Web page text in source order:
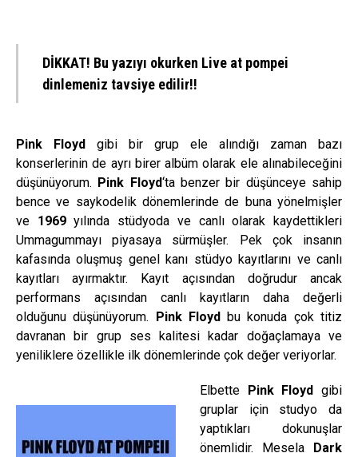
DİKKAT! Bu yazıyı okurken Live at pompei
dinlemeniz tavsiye edilir!!
Pink Floyd
gibi bir grup ele alındığı zaman bazı
konserlerinin de ayrı birer albüm olarak ele alınabileceğini
düşünüyorum. Pink Floyd‘ta benzer bir düşünceye sahip
bence ve saykodelik dönemlerinde de buna yönelmişler
ve 1969yılında stüdyoda ve canlı olarak kaydettikleri
Ummagummayı piyasaya sürmüşler. Pek çok insanın
kafasında oluşmuş genel kanı stüdyo kayıtlarını ve canlı
kayıtları ayırmaktır. Kayıt açısından doğrudur ancak
performans açısından canlı kayıtların daha değerli
olduğunu düşünüyorum.
Pink Floyd bu konuda çok titiz
davranan bir grup ses kalitesi kadar doğaçlamaya ve
yeniliklere özellikle ilk dönemlerinde çok değer veriyorlar.
Elbette Pink Floyd
gibi
gruplar için studyo da
yaptıkları dokunuşlar
önemlidir. Mesela
Dark